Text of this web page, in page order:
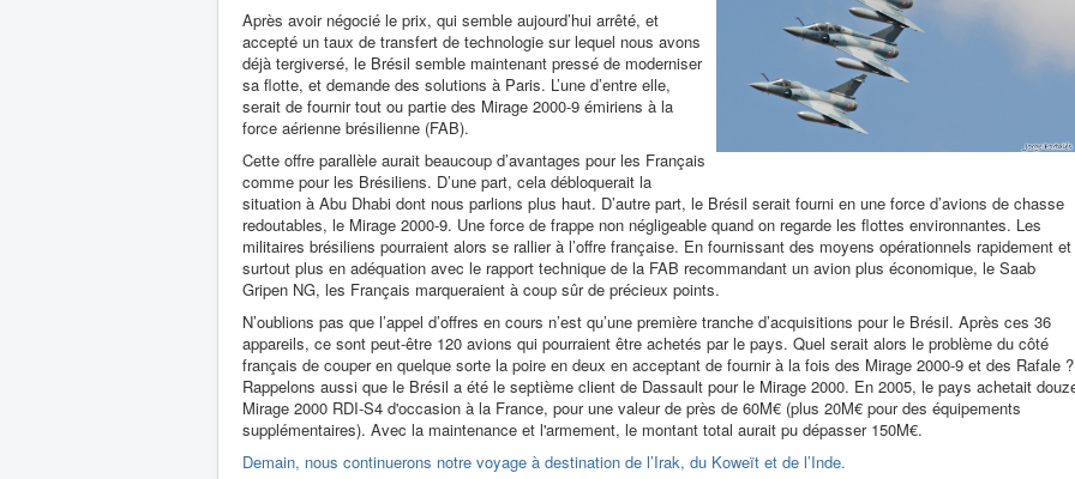
Après avoir négocié le prix, qui semble aujourd’hui arrêté, et
accepté un taux de transfert de technologie sur lequel nous avons
déjà tergiversé, le Brésil semble maintenant pressé de moderniser
sa flotte, et demande des solutions à Paris. L’une d’entre elle,
serait de fournir tout ou partie des Mirage 2000-9 émiriens à la
force aérienne brésilienne (FAB).
Cette offre parallèle aurait beaucoup d’avantages pour les Français
comme pour les Brésiliens. D’une part, cela débloquerait la
situation à Abu Dhabi dont nous parlions plus haut. D’autre part, le Brésil serait fourni en une force d’avions de chasse
redoutables, le Mirage 2000-9. Une force de frappe non négligeable quand on regarde les flottes environnantes. Les
militaires brésiliens pourraient alors se rallier à l’offre française. En fournissant des moyens opérationnels rapidement et
surtout plus en adéquation avec le rapport technique de la FAB recommandant un avion plus économique, le Saab
Gripen NG, les Français marqueraient à coup sûr de précieux points.
N’oublions pas que l’appel d’offres en cours n’est qu’une première tranche d’acquisitions pour le Brésil. Après ces 36
appareils, ce sont peut-être 120 avions qui pourraient être achetés par le pays. Quel serait alors le problème du côté
français de couper en quelque sorte la poire en deux en acceptant de fournir à la fois des Mirage 2000-9 et des Rafale ?
Rappelons aussi que le Brésil a été le septième client de Dassault pour le Mirage 2000. En 2005, le pays achetait
Mirage 2000 RDI-S4 d'occasion à la France, pour une valeur de près de 60M€ (plus 20M€ pour des équipements
supplémentaires). Avec la maintenance et l'armement, le montant total aurait pu dépasser 150M€.
Demain, nous continuerons notre voyage à destination de l’Irak, du Koweït et de l’Inde.